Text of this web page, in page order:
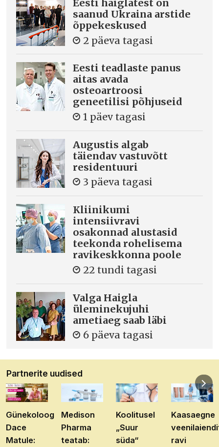
Eesti haiglatest on
saanud Ukraina arstide
õppekeskused
2 päeva tagasi
Eesti teadlaste panus
aitas avada
osteoartroosi
geneetilisi põhjuseid
1 päev tagasi
Augustis algab
täiendav vastuvõtt
residentuuri
3 päeva tagasi
Kliinikumi
intensiivravi
osakonnad alustasid
teekonda rohelisema
ravikeskkonna poole
22 tundi tagasi
Valga Haigla
üleminekujuhi
ametiaeg saab läbi
6 päeva tagasi
Partnerite uudised
Günekoloog
Dace
Matule:
Medison
Pharma
teatab:
Koolitusel
„Suur
süda“
Kaasaegne
ravi